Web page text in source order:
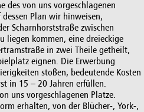
des von uns vorgeschlagenen
Plan wir hinweisen,
Scharnhorststraße zwischen
liegen kommen, eine dreieckige
in zwei Theile getheilt,
eignen. Die Erwerbung
stoßen, bedeutende Kosten
in 15 – 20 Jahren erfüllen.
uns vorgeschlagenen Platze.
erhalten, von der Blücher-, York-,